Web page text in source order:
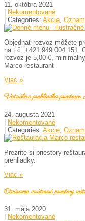
11. októbra 2021
Nekomentované
| Categories: Akcie,
Objednať rozvoz môžete
na t.č. +421 949 004 151.
rozvoz je 5,00 €,
Marco restaurant
Viac »
Virtuálna prehliadka
24. augusta 2021
| Nekomentované
| Categories: Akcie
Prezrite si priestory
prehliadky.
Viac »
Otvárame vnútorné priestory
31. mája 2020
Nekomentované